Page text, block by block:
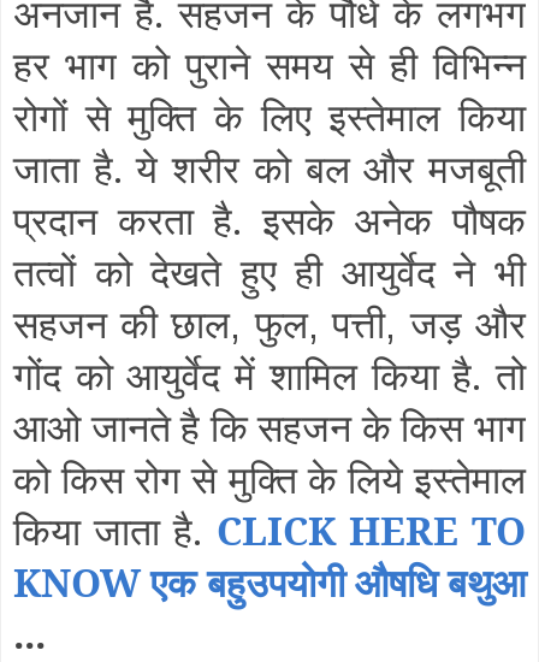
अनजान है. सहजन के पौधे के लगभग
हर भाग को पुराने समय से ही विभिन्न
रोगों से मुक्ति के लिए इस्तेमाल किया
जाता है. ये शरीर को बल और मजबूती
प्रदान करता है. इसके अनेक पौषक
तत्वों को देखते हुए ही आयुर्वेद ने भी
सहजन की छाल,फुल,पत्ती,जड़ और
गोंद को आयुर्वेद में शामिल किया है. तो
आओ जानते है कि सहजन के किस भाग
को किस रोग से मुक्ति के लिये इस्तेमाल
किया जाता है. CLICK HERE TO
KNOW एक बहुउपयोगी औषधि बथुआ
...